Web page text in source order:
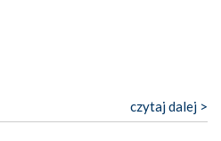
czytaj dalej >